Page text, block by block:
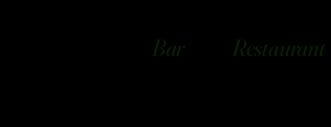
Bar Restaurant